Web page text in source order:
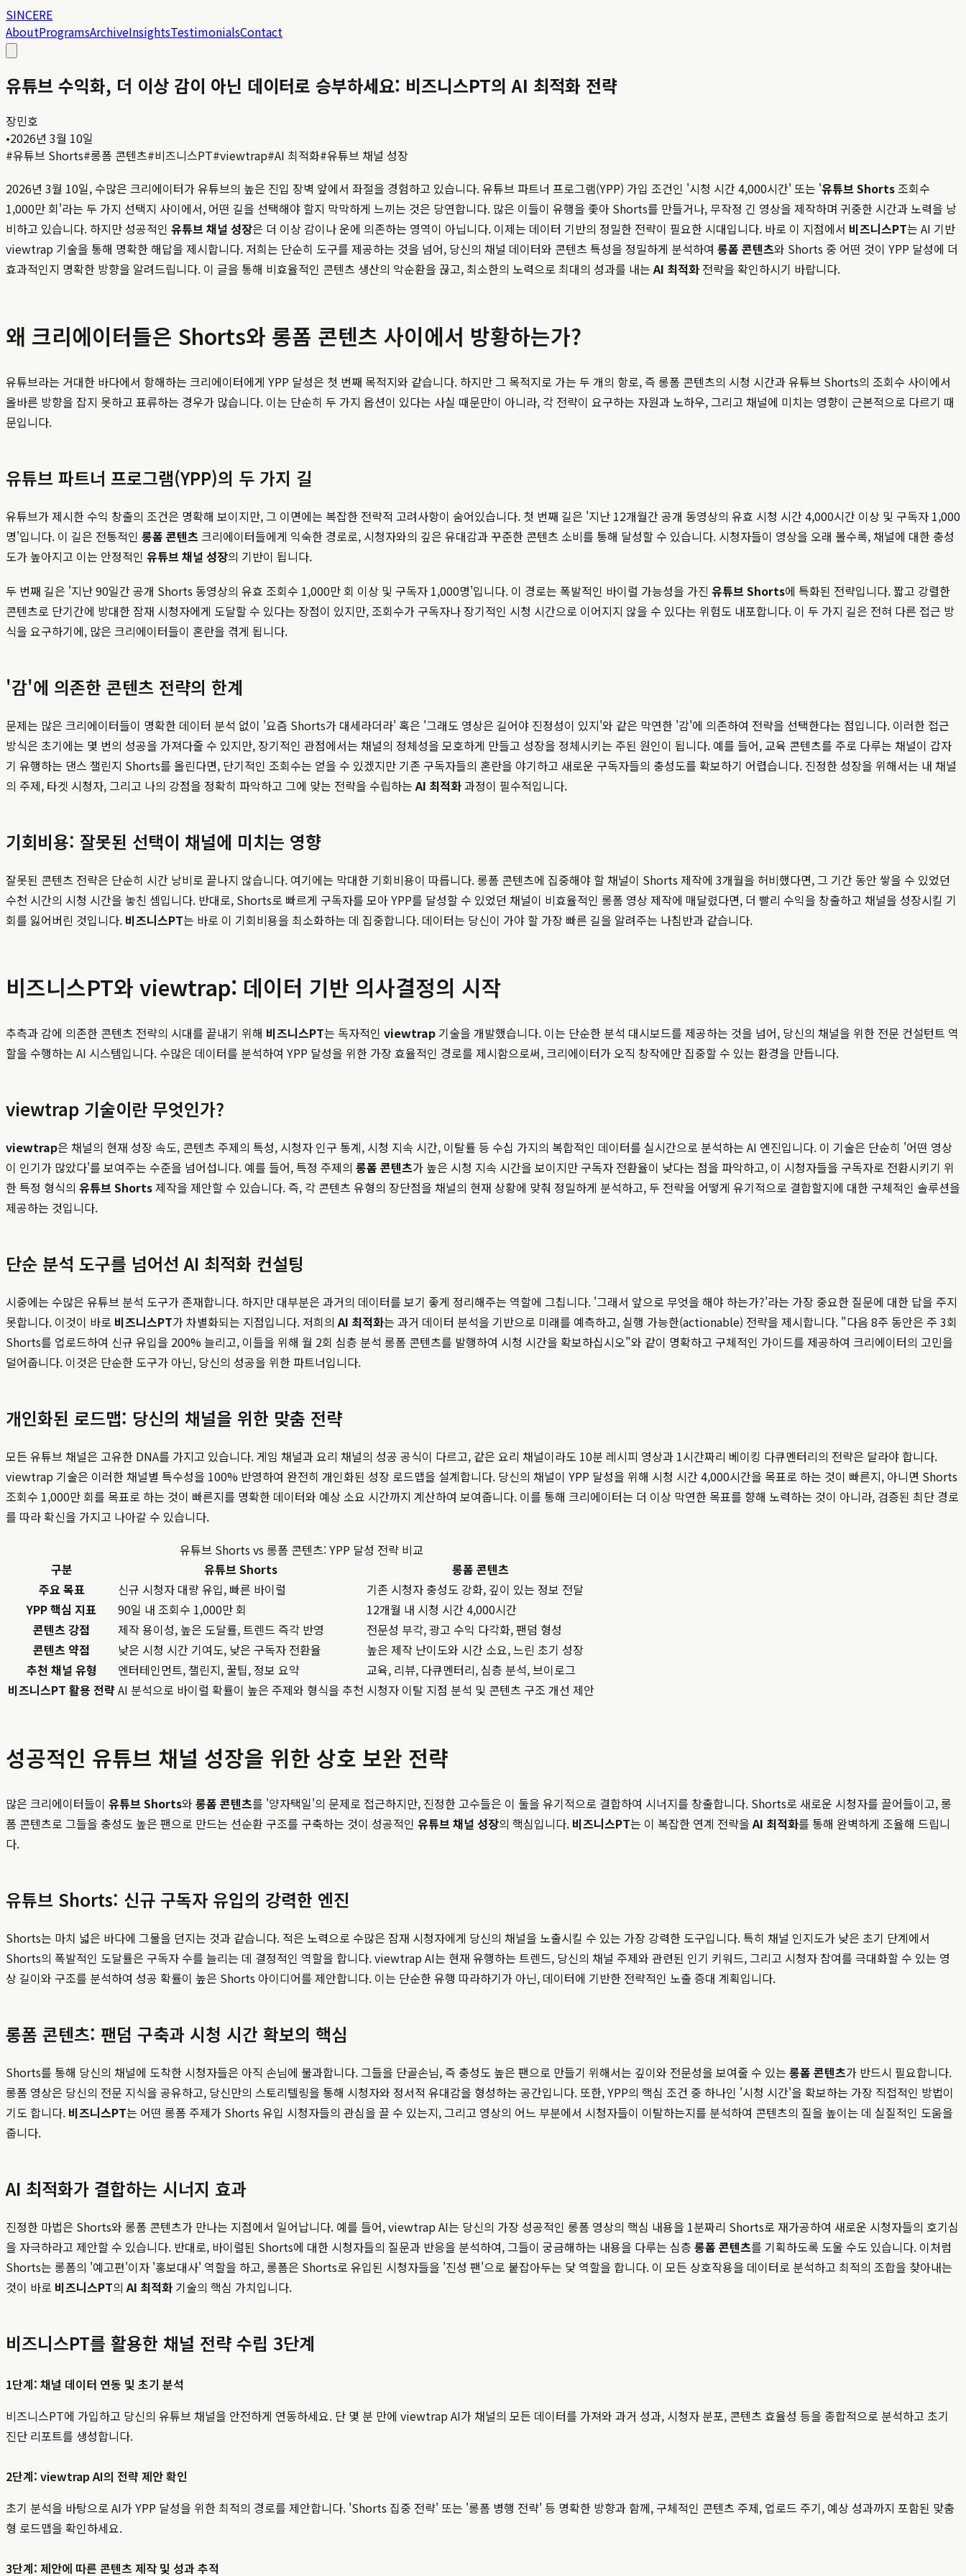
SINCERE
AboutProgramsArchiveInsightsTestimonialsContact
유튜브 수익화, 더 이상 감이 아닌 데이터로 승부하세요: 비즈니스PT의 AI 최적화 전략
장민호
•2026년 3월 10일
#유튜브 Shorts#롱폼 콘텐츠#비즈니스PT#viewtrap#AI 최적화#유튜브 채널 성장
2026년 3월 10일, 수많은 크리에이터가 유튜브의 높은 진입 장벽 앞에서 좌절을 경험하고 있습니다. 유튜브 파트너 프로그램(YPP) 가입 조건인 '시청 시간 4,000시간' 또는 '유튜브 Shorts 조회수
1,000만 회'라는 두 가지 선택지 사이에서, 어떤 길을 선택해야 할지 막막하게 느끼는 것은 당연합니다. 많은 이들이 유행을 좇아 Shorts를 만들거나, 무작정 긴 영상을 제작하며 귀중한 시간과 노력을 낭
비하고 있습니다. 하지만 성공적인 유튜브 채널 성장은 더 이상 감이나 운에 의존하는 영역이 아닙니다. 이제는 데이터 기반의 정밀한 전략이 필요한 시대입니다. 바로 이 지점에서 비즈니스PT는 AI 기반
viewtrap 기술을 통해 명확한 해답을 제시합니다. 저희는 단순히 도구를 제공하는 것을 넘어, 당신의 채널 데이터와 콘텐츠 특성을 정밀하게 분석하여 롱폼 콘텐츠와 Shorts 중 어떤 것이 YPP 달성에 더
효과적인지 명확한 방향을 알려드립니다. 이 글을 통해 비효율적인 콘텐츠 생산의 악순환을 끊고, 최소한의 노력으로 최대의 성과를 내는AI 최적화 전략을 확인하시기 바랍니다.
왜 크리에이터들은 Shorts와 롱폼 콘텐츠 사이에서 방황하는가?
유튜브라는 거대한 바다에서 항해하는 크리에이터에게 YPP 달성은 첫 번째 목적지와 같습니다. 하지만 그 목적지로 가는 두 개의 항로, 즉 롱폼 콘텐츠의 시청 시간과 유튜브 Shorts의 조회수 사이에서
올바른 방향을 잡지 못하고 표류하는 경우가 많습니다. 이는 단순히 두 가지 옵션이 있다는 사실 때문만이 아니라, 각 전략이 요구하는 자원과 노하우, 그리고 채널에 미치는 영향이 근본적으로 다르기 때
문입니다.
유튜브 파트너 프로그램(YPP)의 두 가지 길
유튜브가 제시한 수익 창출의 조건은 명확해 보이지만, 그 이면에는 복잡한 전략적 고려사항이 숨어있습니다. 첫 번째 길은 '지난 12개월간 공개 동영상의 유효 시청 시간 4,000시간 이상 및 구독자 1,000
명'입니다. 이 길은 전통적인 롱폼 콘텐츠 크리에이터들에게 익숙한 경로로, 시청자와의 깊은 유대감과 꾸준한 콘텐츠 소비를 통해 달성할 수 있습니다. 시청자들이 영상을 오래 볼수록, 채널에 대한 충성
도가 높아지고 이는 안정적인 유튜브 채널 성장의 기반이 됩니다.
두 번째 길은 '지난 90일간 공개 Shorts 동영상의 유효 조회수 1,000만 회 이상 및 구독자 1,000명'입니다. 이 경로는 폭발적인 바이럴 가능성을 가진 유튜브 Shorts에 특화된 전략입니다. 짧고 강렬한
콘텐츠로 단기간에 방대한 잠재 시청자에게 도달할 수 있다는 장점이 있지만, 조회수가 구독자나 장기적인 시청 시간으로 이어지지 않을 수 있다는 위험도 내포합니다. 이 두 가지 길은 전혀 다른 접근 방
식을 요구하기에, 많은 크리에이터들이 혼란을 겪게 됩니다.
'감'에 의존한 콘텐츠 전략의 한계
문제는 많은 크리에이터들이 명확한 데이터 분석 없이 '요즘 Shorts가 대세라더라' 혹은 '그래도 영상은 길어야 진정성이 있지'와 같은 막연한 '감'에 의존하여 전략을 선택한다는 점입니다. 이러한 접근
방식은 초기에는 몇 번의 성공을 가져다줄 수 있지만, 장기적인 관점에서는 채널의 정체성을 모호하게 만들고 성장을 정체시키는 주된 원인이 됩니다. 예를 들어, 교육 콘텐츠를 주로 다루는 채널이 갑자
기 유행하는 댄스 챌린지 Shorts를 올린다면, 단기적인 조회수는 얻을 수 있겠지만 기존 구독자들의 혼란을 야기하고 새로운 구독자들의 충성도를 확보하기 어렵습니다. 진정한 성장을 위해서는 내 채널
의 주제, 타겟 시청자, 그리고 나의 강점을 정확히 파악하고 그에 맞는 전략을 수립하는AI 최적화과정이 필수적입니다.
기회비용: 잘못된 선택이 채널에 미치는 영향
잘못된 콘텐츠 전략은 단순히 시간 낭비로 끝나지 않습니다. 여기에는 막대한 기회비용이 따릅니다. 롱폼 콘텐츠에 집중해야 할 채널이 Shorts 제작에 3개월을 허비했다면, 그 기간 동안 쌓을 수 있었던
수천 시간의 시청 시간을 놓친 셈입니다. 반대로, Shorts로 빠르게 구독자를 모아 YPP를 달성할 수 있었던 채널이 비효율적인 롱폼 영상 제작에 매달렸다면, 더 빨리 수익을 창출하고 채널을 성장시킬 기
회를 잃어버린 것입니다. 비즈니스PT는 바로 이 기회비용을 최소화하는 데 집중합니다. 데이터는 당신이 가야 할 가장 빠른 길을 알려주는 나침반과 같습니다.
비즈니스PT와 viewtrap: 데이터 기반 의사결정의 시작
추측과 감에 의존한 콘텐츠 전략의 시대를 끝내기 위해 비즈니스PT는 독자적인 viewtrap 기술을 개발했습니다. 이는 단순한 분석 대시보드를 제공하는 것을 넘어, 당신의 채널을 위한 전문 컨설턴트 역
할을 수행하는 AI 시스템입니다. 수많은 데이터를 분석하여 YPP 달성을 위한 가장 효율적인 경로를 제시함으로써, 크리에이터가 오직 창작에만 집중할 수 있는 환경을 만듭니다.
viewtrap 기술이란 무엇인가?
viewtrap은 채널의 현재 성장 속도, 콘텐츠 주제의 특성, 시청자 인구 통계, 시청 지속 시간, 이탈률 등 수십 가지의 복합적인 데이터를 실시간으로 분석하는 AI 엔진입니다. 이 기술은 단순히 '어떤 영상
이 인기가 많았다'를 보여주는 수준을 넘어섭니다. 예를 들어, 특정 주제의 롱폼 콘텐츠가 높은 시청 지속 시간을 보이지만 구독자 전환율이 낮다는 점을 파악하고, 이 시청자들을 구독자로 전환시키기 위
한 특정 형식의 유튜브 Shorts제작을 제안할 수 있습니다. 즉, 각 콘텐츠 유형의 장단점을 채널의 현재 상황에 맞춰 정밀하게 분석하고, 두 전략을 어떻게 유기적으로 결합할지에 대한 구체적인 솔루션을
제공하는 것입니다.
단순 분석 도구를 넘어선 AI 최적화 컨설팅
시중에는 수많은 유튜브 분석 도구가 존재합니다. 하지만 대부분은 과거의 데이터를 보기 좋게 정리해주는 역할에 그칩니다. '그래서 앞으로 무엇을 해야 하는가?'라는 가장 중요한 질문에 대한 답을 주지
못합니다. 이것이 바로 비즈니스PT가 차별화되는 지점입니다. 저희의AI 최적화는 과거 데이터 분석을 기반으로 미래를 예측하고, 실행 가능한(actionable) 전략을 제시합니다. "다음 8주 동안은 주 3회
Shorts를 업로드하여 신규 유입을 200% 늘리고, 이들을 위해 월 2회 심층 분석 롱폼 콘텐츠를 발행하여 시청 시간을 확보하십시오"와 같이 명확하고 구체적인 가이드를 제공하여 크리에이터의 고민을
덜어줍니다. 이것은 단순한 도구가 아닌, 당신의 성공을 위한 파트너입니다.
개인화된 로드맵: 당신의 채널을 위한 맞춤 전략
모든 유튜브 채널은 고유한 DNA를 가지고 있습니다. 게임 채널과 요리 채널의 성공 공식이 다르고, 같은 요리 채널이라도 10분 레시피 영상과 1시간짜리 베이킹 다큐멘터리의 전략은 달라야 합니다.
viewtrap 기술은 이러한 채널별 특수성을 100% 반영하여 완전히 개인화된 성장 로드맵을 설계합니다. 당신의 채널이 YPP 달성을 위해 시청 시간 4,000시간을 목표로 하는 것이 빠른지, 아니면 Shorts
조회수 1,000만 회를 목표로 하는 것이 빠른지를 명확한 데이터와 예상 소요 시간까지 계산하여 보여줍니다. 이를 통해 크리에이터는 더 이상 막연한 목표를 향해 노력하는 것이 아니라, 검증된 최단 경로
를 따라 확신을 가지고 나아갈 수 있습니다.
유튜브 Shorts vs 롱폼 콘텐츠: YPP 달성 전략 비교
구분
유튜브 Shorts
롱폼 콘텐츠
주요 목표
신규 시청자 대량 유입, 빠른 바이럴
기존 시청자 충성도 강화, 깊이 있는 정보 전달
YPP 핵심 지표
90일 내 조회수 1,000만 회
12개월 내 시청 시간 4,000시간
콘텐츠 강점
제작 용이성, 높은 도달률, 트렌드 즉각 반영
전문성 부각, 광고 수익 다각화, 팬덤 형성
콘텐츠 약점
낮은 시청 시간 기여도, 낮은 구독자 전환율
높은 제작 난이도와 시간 소요, 느린 초기 성장
추천 채널 유형
엔터테인먼트, 챌린지, 꿀팁, 정보 요약
교육, 리뷰, 다큐멘터리, 심층 분석, 브이로그
비즈니스PT 활용 전략 AI 분석으로 바이럴 확률이 높은 주제와 형식을 추천 시청자 이탈 지점 분석 및 콘텐츠 구조 개선 제안
성공적인 유튜브 채널 성장을 위한 상호 보완 전략
많은 크리에이터들이 유튜브 Shorts와 롱폼 콘텐츠를 '양자택일'의 문제로 접근하지만, 진정한 고수들은 이 둘을 유기적으로 결합하여 시너지를 창출합니다. Shorts로 새로운 시청자를 끌어들이고, 롱
폼 콘텐츠로 그들을 충성도 높은 팬으로 만드는 선순환 구조를 구축하는 것이 성공적인 유튜브 채널 성장의 핵심입니다. 비즈니스PT는 이 복잡한 연계 전략을AI 최적화를 통해 완벽하게 조율해 드립니
다.
유튜브 Shorts: 신규 구독자 유입의 강력한 엔진
Shorts는 마치 넓은 바다에 그물을 던지는 것과 같습니다. 적은 노력으로 수많은 잠재 시청자에게 당신의 채널을 노출시킬 수 있는 가장 강력한 도구입니다. 특히 채널 인지도가 낮은 초기 단계에서
Shorts의 폭발적인 도달률은 구독자 수를 늘리는 데 결정적인 역할을 합니다. viewtrap AI는 현재 유행하는 트렌드, 당신의 채널 주제와 관련된 인기 키워드, 그리고 시청자 참여를 극대화할 수 있는 영
상 길이와 구조를 분석하여 성공 확률이 높은 Shorts 아이디어를 제안합니다. 이는 단순한 유행 따라하기가 아닌, 데이터에 기반한 전략적인 노출 증대 계획입니다.
롱폼 콘텐츠: 팬덤 구축과 시청 시간 확보의 핵심
Shorts를 통해 당신의 채널에 도착한 시청자들은 아직 손님에 불과합니다. 그들을 단골손님, 즉 충성도 높은 팬으로 만들기 위해서는 깊이와 전문성을 보여줄 수 있는 롱폼 콘텐츠가 반드시 필요합니다.
롱폼 영상은 당신의 전문 지식을 공유하고, 당신만의 스토리텔링을 통해 시청자와 정서적 유대감을 형성하는 공간입니다. 또한, YPP의 핵심 조건 중 하나인 '시청 시간'을 확보하는 가장 직접적인 방법이
기도 합니다. 비즈니스PT는 어떤 롱폼 주제가 Shorts 유입 시청자들의 관심을 끌 수 있는지, 그리고 영상의 어느 부분에서 시청자들이 이탈하는지를 분석하여 콘텐츠의 질을 높이는 데 실질적인 도움을
줍니다.
AI 최적화가 결합하는 시너지 효과
진정한 마법은 Shorts와 롱폼 콘텐츠가 만나는 지점에서 일어납니다. 예를 들어, viewtrap AI는 당신의 가장 성공적인 롱폼 영상의 핵심 내용을 1분짜리 Shorts로 재가공하여 새로운 시청자들의 호기심
을 자극하라고 제안할 수 있습니다. 반대로, 바이럴된 Shorts에 대한 시청자들의 질문과 반응을 분석하여, 그들이 궁금해하는 내용을 다루는 심층 롱폼 콘텐츠를 기획하도록 도울 수도 있습니다. 이처럼
Shorts는 롱폼의 '예고편'이자 '홍보대사' 역할을 하고, 롱폼은 Shorts로 유입된 시청자들을 '진성 팬'으로 붙잡아두는 닻 역할을 합니다. 이 모든 상호작용을 데이터로 분석하고 최적의 조합을 찾아내는
것이 바로 비즈니스PT의AI 최적화 기술의 핵심 가치입니다.
비즈니스PT를 활용한 채널 전략 수립 3단계
1단계: 채널 데이터 연동 및 초기 분석
비즈니스PT에 가입하고 당신의 유튜브 채널을 안전하게 연동하세요. 단 몇 분 만에 viewtrap AI가 채널의 모든 데이터를 가져와 과거 성과, 시청자 분포, 콘텐츠 효율성 등을 종합적으로 분석하고 초기
진단 리포트를 생성합니다.
2단계: viewtrap AI의 전략 제안 확인
초기 분석을 바탕으로 AI가 YPP 달성을 위한 최적의 경로를 제안합니다. 'Shorts 집중 전략' 또는 '롱폼 병행 전략' 등 명확한 방향과 함께, 구체적인 콘텐츠 주제, 업로드 주기, 예상 성과까지 포함된 맞춤
형 로드맵을 확인하세요.
3단계: 제안에 따른 콘텐츠 제작 및 성과 추적